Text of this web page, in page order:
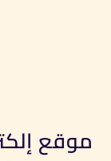
موقع